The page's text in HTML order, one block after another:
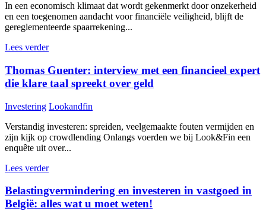
In een economisch klimaat dat wordt gekenmerkt door onzekerheid
en een toegenomen aandacht voor financiële veiligheid, blijft de
gereglementeerde spaarrekening...
Lees verder
Thomas Guenter: interview met een financieel expert
die klare taal spreekt over geld
Investering Lookandfin
Verstandig investeren: spreiden, veelgemaakte fouten vermijden en
zijn kijk op crowdlending Onlangs voerden we bij Look&Fin een
enquête uit over...
Lees verder
Belastingvermindering en investeren in vastgoed in
België: alles wat u moet weten!